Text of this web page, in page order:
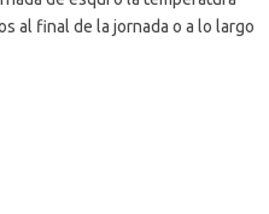
al final de la jornada o a lo largo